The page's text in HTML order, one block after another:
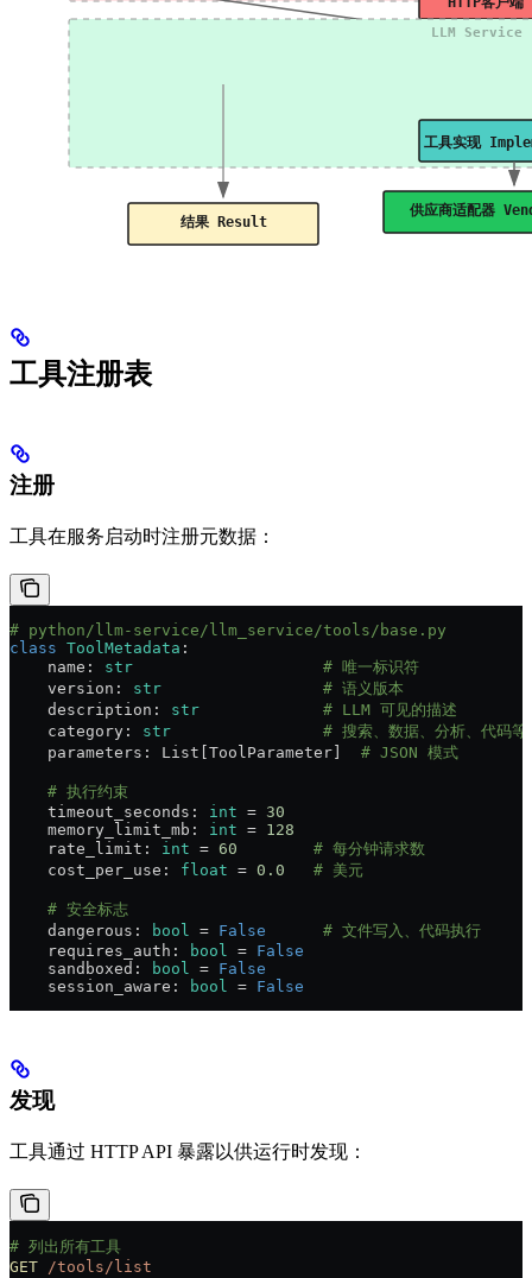
工具注册表
注册
工具在服务启动时注册元数据：
# python/llm-service/llm_service/tools/base.py
class ToolMetadata :
    name:
str
                    # 唯一标识符
    version:
str
                 # 语义版本
    description:
str
             # LLM 可见的描述
    category:
str
                # 搜索、数据、分析、代码等
    parameters: List[ToolParameter]
# JSON 模式
    # 执行约束
    timeout_seconds:
int = 30
    memory_limit_mb:
int = 128
    rate_limit:
int = 60
        # 每分钟请求数
    cost_per_use:
float = 0.0
   # 美元
    # 安全标志
    dangerous:
bool = False
      # 文件写入、代码执行
    requires_auth:
bool = False
    sandboxed:
bool = False
    session_aware:
bool = False
发现
工具通过 HTTP API 暴露以供运行时发现：
# 列出所有工具
GET /tools/list